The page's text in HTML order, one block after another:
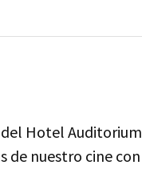
Hotel Auditorium
de nuestro cine con